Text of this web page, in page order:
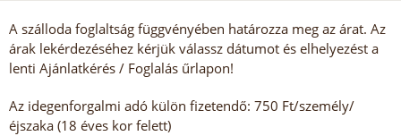
A szálloda foglaltság függvényében határozza meg az árat. Az
árak lekérdezéséhez kérjük válassz dátumot és elhelyezést a
lenti Ajánlatkérés / Foglalás űrlapon!
Az idegenforgalmi adó külön fizetendő: 750 Ft/személy/
éjszaka (18 éves kor felett)